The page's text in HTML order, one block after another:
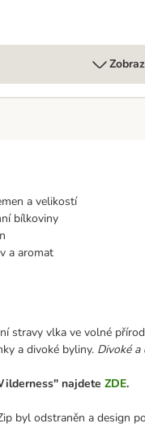
a velikostí
bílkoviny
a aromat
stravy vlka ve volné
a divoké byliny. Divoké a
najdete ZDE.
byl odstraněn a design